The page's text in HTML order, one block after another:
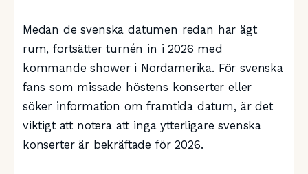
Medan de svenska datumen redan har ägt
rum, fortsätter turnén in i 2026 med
kommande shower i Nordamerika. För svenska
fans som missade höstens konserter eller
söker information om framtida datum, är det
viktigt att notera att inga ytterligare svenska
konserter är bekräftade för 2026.